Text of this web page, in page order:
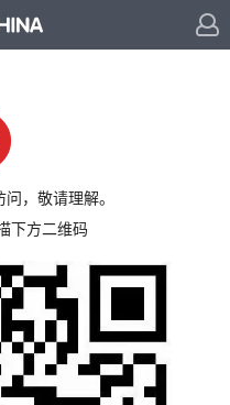
，敬请理解。
下方二维码